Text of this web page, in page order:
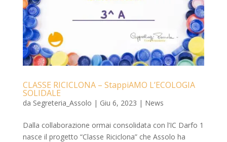
CLASSE RICICLONA – StappiAMO L’ECOLOGIA
SOLIDALE
da Segreteria_Assolo | Giu 6, 2023 | News
Dalla collaborazione ormai consolidata con l’IC Darfo 1
nasce il progetto “Classe Riciclona” che Assolo ha